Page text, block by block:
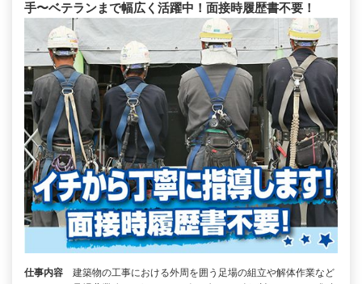
手〜ベテランまで幅広く活躍中！面接時履歴書不要！
仕事内容
建築物の工事における外周を囲う足場の組立や解体作業など